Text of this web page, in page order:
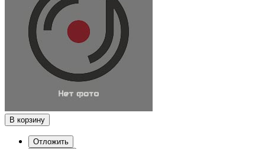
В корзину
Отложить